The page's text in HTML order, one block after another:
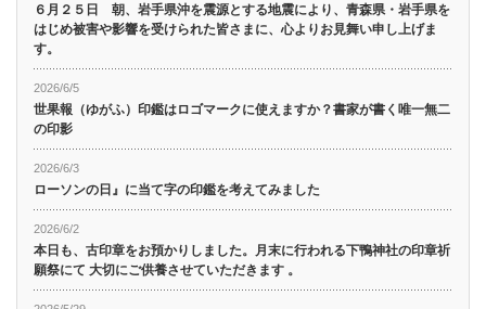
６月２５日 朝、岩手県沖を震源とする地震により、青森県・岩手県を
はじめ被害や影響を受けられた皆さまに、心よりお見舞い申し上げま
す。
2026/6/5
世果報（ゆがふ）印鑑はロゴマークに使えますか？書家が書く唯一無二
の印影
2026/6/3
ローソンの日』に当て字の印鑑を考えてみました
2026/6/2
本日も、古印章をお預かりしました。月末に行われる下鴨神社の印章祈
願祭にて 大切にご供養させていただきます 。